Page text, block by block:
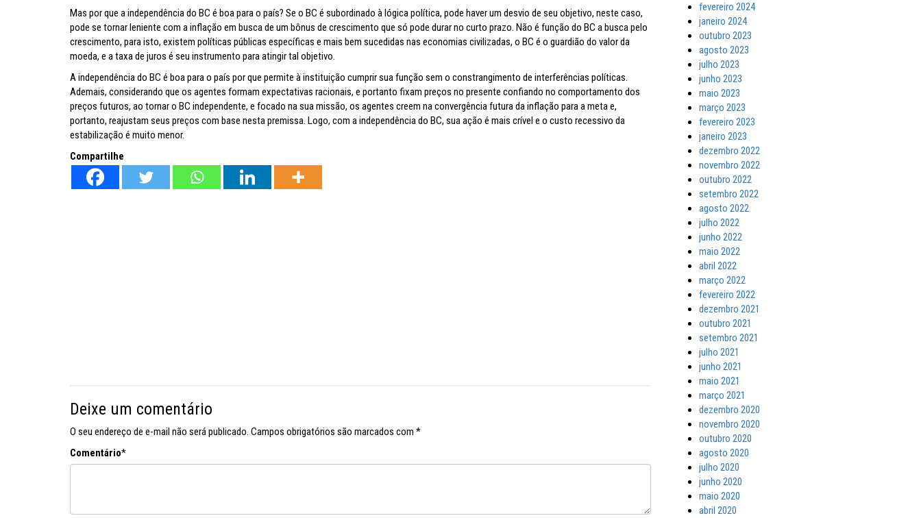
Mas por que a independência do BC é boa para o país? Se o BC é subordinado à lógica política, pode haver um desvio de seu objetivo, neste caso,
pode se tornar leniente com a inflação em busca de um bônus de crescimento que só pode durar no curto prazo. Não é função do BC a busca pelo
crescimento, para isto, existem políticas públicas específicas e mais bem sucedidas nas economias civilizadas, o BC é o guardião do valor da
moeda, e a taxa de juros é seu instrumento para atingir tal objetivo.
A independência do BC é boa para o país por que permite à instituição cumprir sua função sem o constrangimento de interferências políticas.
Ademais, considerando que os agentes formam expectativas racionais, e portanto fixam preços no presente confiando no comportamento dos
preços futuros, ao tornar o BC independente, e focado na sua missão, os agentes creem na convergência futura da inflação para a meta e,
portanto, reajustam seus preços com base nesta premissa. Logo, com a independência do BC, sua ação é mais crível e o custo recessivo da
estabilização é muito menor.
Compartilhe
Deixe um comentário
O seu endereço de e-mail não será publicado. Campos obrigatórios são marcados com *
Comentário*
fevereiro 2024
janeiro 2024
outubro 2023
agosto 2023
julho 2023
junho 2023
maio 2023
março 2023
fevereiro 2023
janeiro 2023
dezembro 2022
novembro 2022
outubro 2022
setembro 2022
agosto 2022
julho 2022
junho 2022
maio 2022
abril 2022
março 2022
fevereiro 2022
dezembro 2021
outubro 2021
setembro 2021
julho 2021
junho 2021
maio 2021
março 2021
dezembro 2020
novembro 2020
outubro 2020
agosto 2020
julho 2020
junho 2020
maio 2020
abril 2020